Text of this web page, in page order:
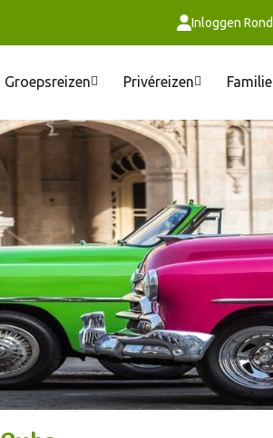
Inloggen
Groepsreizen Privéreizen